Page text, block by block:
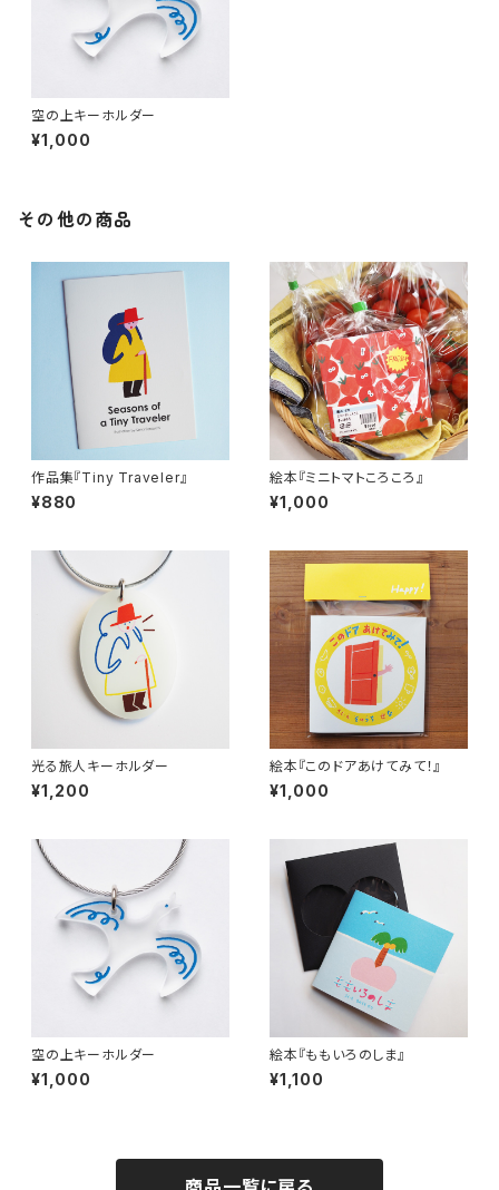
空の上キーホルダー
¥1,000
その他の商品
作品集『Tiny Traveler』
¥880
絵本『ミニトマトころころ』
¥1,000
光る旅人キーホルダー
¥1,200
絵本『このドアあけてみて！』
¥1,000
空の上キーホルダー
¥1,000
絵本『ももいろのしま』
¥1,100